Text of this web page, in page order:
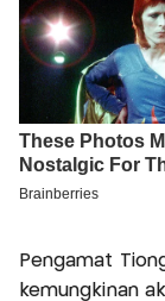
Pengamat
kemungkinan